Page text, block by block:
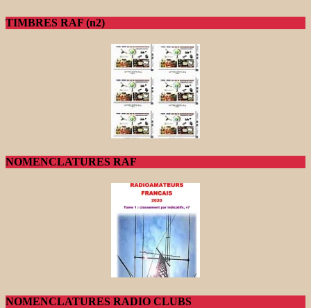
TIMBRES RAF (n2)
NOMENCLATURES RAF
NOMENCLATURES RADIO CLUBS